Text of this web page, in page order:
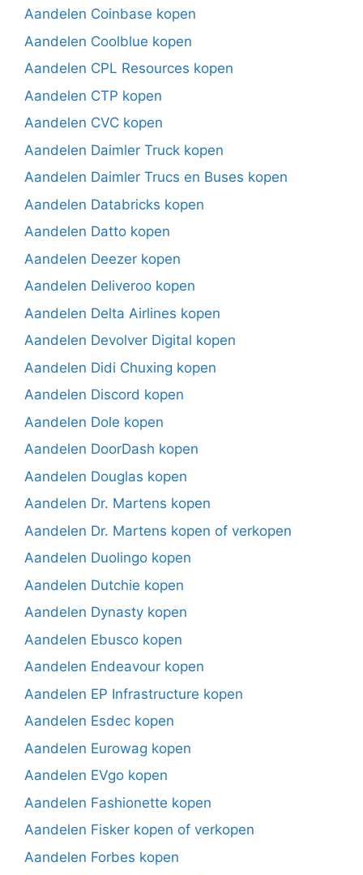
Aandelen Coinbase kopen
Aandelen Coolblue kopen
Aandelen CPL Resources kopen
Aandelen CTP kopen
Aandelen CVC kopen
Aandelen Daimler Truck kopen
Aandelen Daimler Trucs en Buses kopen
Aandelen Databricks kopen
Aandelen Datto kopen
Aandelen Deezer kopen
Aandelen Deliveroo kopen
Aandelen Delta Airlines kopen
Aandelen Devolver Digital kopen
Aandelen Didi Chuxing kopen
Aandelen Discord kopen
Aandelen Dole kopen
Aandelen DoorDash kopen
Aandelen Douglas kopen
Aandelen Dr. Martens kopen
Aandelen Dr. Martens kopen of verkopen
Aandelen Duolingo kopen
Aandelen Dutchie kopen
Aandelen Dynasty kopen
Aandelen Ebusco kopen
Aandelen Endeavour kopen
Aandelen EP Infrastructure kopen
Aandelen Esdec kopen
Aandelen Eurowag kopen
Aandelen EVgo kopen
Aandelen Fashionette kopen
Aandelen Fisker kopen of verkopen
Aandelen Forbes kopen